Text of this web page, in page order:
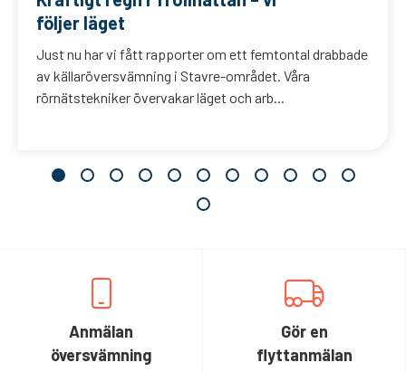
följer läget
Just nu har vi fått rapporter om ett femtontal drabbade
av källaröversvämning i Stavre-området. Våra
rörnätstekniker övervakar läget och arb...
Anmälan
översvämning
Gör en
flyttanmälan